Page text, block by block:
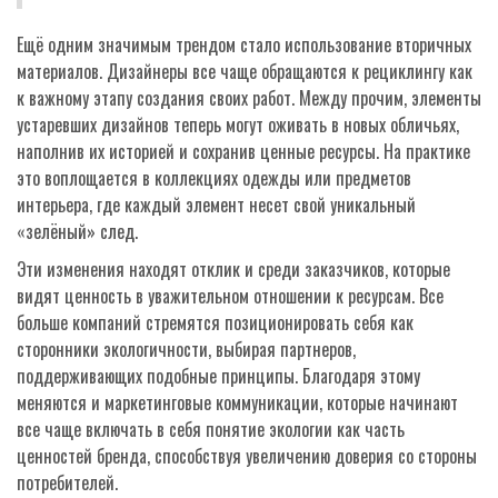
Ещё одним значимым трендом стало использование вторичных
материалов. Дизайнеры все чаще обращаются к рециклингу как
к важному этапу создания своих работ. Между прочим, элементы
устаревших дизайнов теперь могут оживать в новых обличьях,
наполнив их историей и сохранив ценные ресурсы. На практике
это воплощается в коллекциях одежды или предметов
интерьера, где каждый элемент несет свой уникальный
«зелёный» след.
Эти изменения находят отклик и среди заказчиков, которые
видят ценность в уважительном отношении к ресурсам. Все
больше компаний стремятся позиционировать себя как
сторонники экологичности, выбирая партнеров,
поддерживающих подобные принципы. Благодаря этому
меняются и маркетинговые коммуникации, которые начинают
все чаще включать в себя понятие экологии как часть
ценностей бренда, способствуя увеличению доверия со стороны
потребителей.